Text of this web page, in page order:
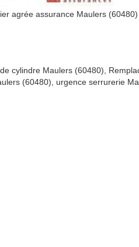
agrée assurance Maulers
cylindre Maulers (60480),
(60480), urgence serrurerie